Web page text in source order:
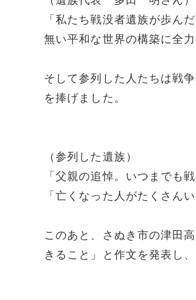
「私たち戦没者遺族が歩ん
無い平和な世界の構築に全
そして参列した人たちは戦
を捧げました。
（参列した遺族）
「父親の追悼。いつまでも
「亡くなった人がたくさん
このあと、さぬき市の津田
きること」と作文を発表し